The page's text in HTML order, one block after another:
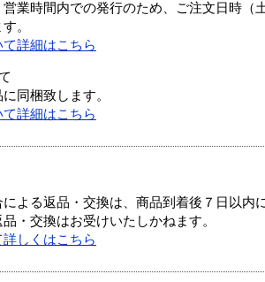
業時間内での発行のため、ご注文日時
。
詳細はこちら
同梱致します。
詳細はこちら
よる返品・交換は、商品到着後７日以
・交換はお受けいたしかねます。
しくはこちら